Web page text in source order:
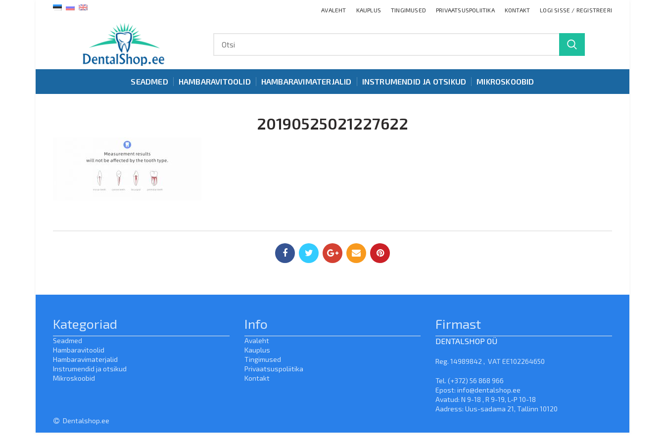
AVALEHT KAUPLUS TINGIMUSED PRIVAATSUSPOLIITIKA KONTAKT LOGI SISSE / REGISTREERI
SEADMED HAMBARAVITOOLID HAMBARAVIMATERJALID INSTRUMENDID JA OTSIKUD MIKROSKOOBID
20190525021227622
Kategoriad
Seadmed
Hambaravitoolid
Hambaravimaterjalid
Instrumendid ja otsikud
Mikroskoobid
Info
Avaleht
Kauplus
Tingimused
Privaatsuspoliitika
Kontakt
Firmast
DENTALSHOP OÜ
Reg. 14989842 , VAT EE102264650
Tel. (+372) 56 868 966
Epost: info@dentalshop.ee
Avatud: N 9-18 , R 9-19, L-P 10-18
Aadress: Uus-sadama 21, Tallinn 10120
Dentalshop.ee